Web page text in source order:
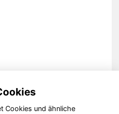
Cookies und ähnliche